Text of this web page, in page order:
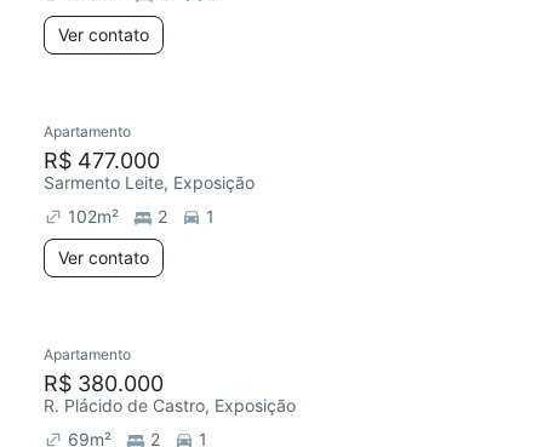
Ver contato
Apartamento
R$ 477.000
Sarmento Leite, Exposição
102m² 2
1
Ver contato
Apartamento
R$ 380.000
R. Plácido de Castro, Exposição
69m² 2
1